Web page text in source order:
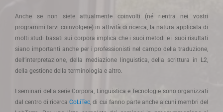
Anche se non siete attualmente coinvolti (né rientra nei vostri
programmi farvi coinvolgere) in attività di ricerca, la natura applicata di
molti studi basati sui corpora implica che i suoi metodi e i suoi risultati
siano importanti anche per i professionisti nel campo della traduzione,
dell’interpretazione, della mediazione linguistica, della scrittura in L2,
della gestione della terminologia e altro.
I seminari della serie Corpora, Linguistica e Tecnologie sono organizzati
dal centro di ricercaCoLiTec, di cui fanno parte anche alcuni membri del